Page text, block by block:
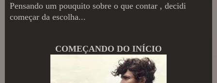
Pensando um pouquito sobre o que contar , decidi
começar da escolha...
COMEÇANDO DO INÍCIO